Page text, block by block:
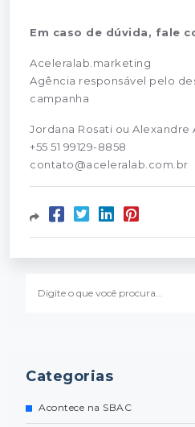
Em caso de dúvida, fale
Aceleralab.marketing
Agência responsável pelo
campanha
Jordana Rosati ou Alexandre
+55 51 99129-8858
contato@aceleralab.com.br
Categorias
Acontece na SBAC